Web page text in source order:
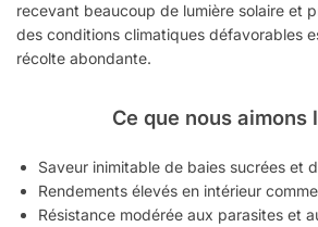
recevant beaucoup de lumière solaire et
des conditions climatiques défavorables
récolte abondante.
Ce que nous aimons
Saveur inimitable de baies sucrées et
Rendements élevés en intérieur
Résistance modérée aux parasites et